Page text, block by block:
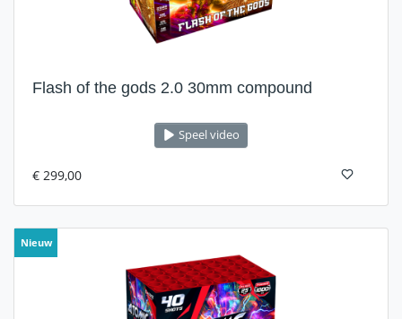
Flash of the gods 2.0 30mm compound
Speel video
€ 299,00
Nieuw